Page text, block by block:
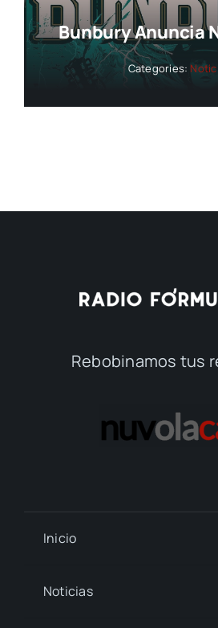
Bunbury Anuncia
Categories:
Rebobinamos tus
Inicio
Noticias